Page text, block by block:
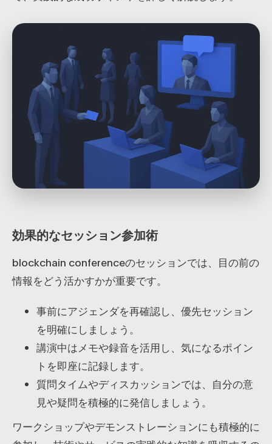
効果的なセッション参加術
blockchain conferenceのセッションでは、目の前の
情報をどう活かすかが重要です。
事前にアジェンダを再確認し、優先セッション
を明確にしましょう。
講演中はメモや録音を活用し、気になるポイン
トを即座に記録します。
質問タイムやディスカッションでは、自分の意
見や疑問を積極的に発信しましょう。
ワークショップやデモンストレーションにも積極的に